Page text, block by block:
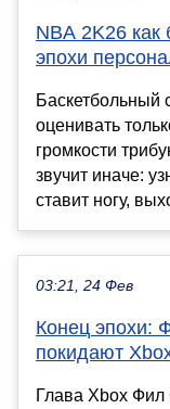
NBA 2K26 как
эпохи
Баскетбольный
оценивать
громкости
звучит иначе:
ставит ногу,
03:21, 24 Фев
Конец эпохи:
покидают
Глава Xbox